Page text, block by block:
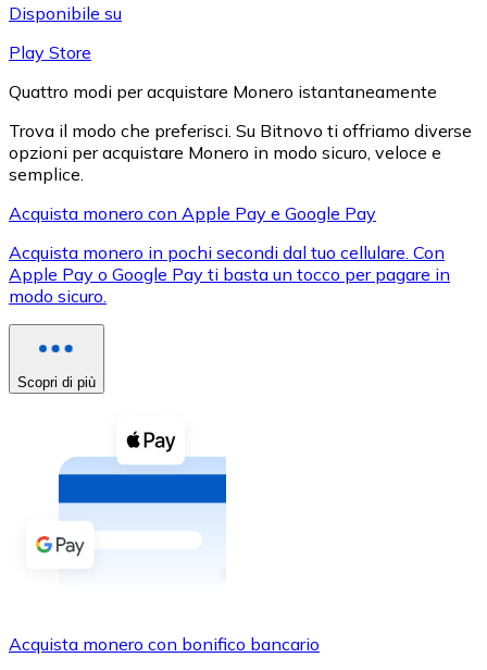
XRP
XRP
Vedi tutto
Buoni cripto
Acquista criptovalute in contanti e altri mezzi di
Acquista con contanti
Bonifico SEPA
Disponibile su
Play Store
Quattro modi per acquistare Monero istantaneamente
Trova il modo che preferisci. Su Bitnovo ti offriamo diverse
opzioni per acquistare Monero in modo sicuro, veloce e
semplice.
Acquista monero con Apple Pay e Google Pay
Acquista monero in pochi secondi dal tuo cellulare. Con
Apple Pay o Google Pay ti basta un tocco per pagare in
modo sicuro.
Scopri di più
Acquista monero con bonifico bancario